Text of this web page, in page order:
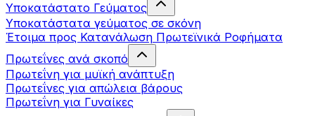
Υποκατάστατο Γεύματος
Υποκατάστατα γεύματος σε σκόνη
Έτοιμα προς Κατανάλωση Πρωτεϊνικά Ροφήματα
Πρωτεΐνες ανά σκοπό
Πρωτεΐνη για μυϊκή ανάπτυξη
Πρωτεΐνες για απώλεια βάρους
Πρωτεΐνη για Γυναίκες